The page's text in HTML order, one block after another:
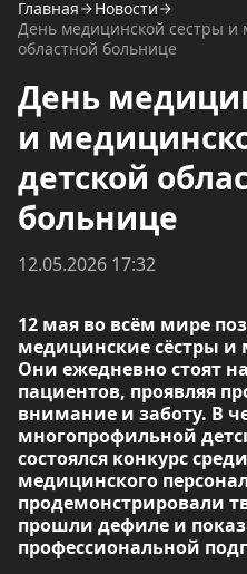
Главная
Новости
День медицинской сестры и
областной больнице
День
и
детской
больнице
12.05.2026 17:32
12 мая во всём мире
медицинские сёстры и
Они ежедневно стоят
пациентов, проявляя
внимание и заботу. В
многопрофильной
состоялся конкурс
медицинского
продемонстрировали
прошли дефиле и
профессиональной